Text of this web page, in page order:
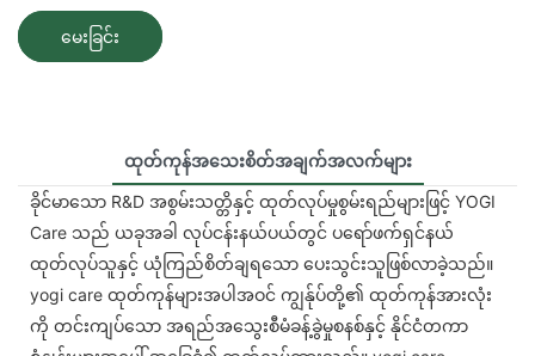
မေးခြင်း
ထုတ်ကုန်အသေးစိတ်အချက်အလက်များ
ခိုင်မာသော R&D အစွမ်းသတ္တိနှင့် ထုတ်လုပ်မှုစွမ်းရည်များဖြင့် YOGI
Care သည် ယခုအခါ လုပ်ငန်းနယ်ပယ်တွင် ပရော်ဖက်ရှင်နယ်
ထုတ်လုပ်သူနှင့် ယုံကြည်စိတ်ချရသော ပေးသွင်းသူဖြစ်လာခဲ့သည်။
yogi care ထုတ်ကုန်များအပါအဝင် ကျွန်ုပ်တို့၏ ထုတ်ကုန်အားလုံး
ကို တင်းကျပ်သော အရည်အသွေးစီမံခန့်ခွဲမှုစနစ်နှင့် နိုင်ငံတကာ